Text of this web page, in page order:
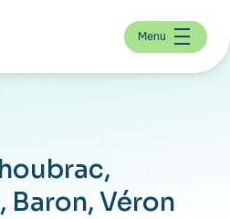
Menu
Baron, Véron